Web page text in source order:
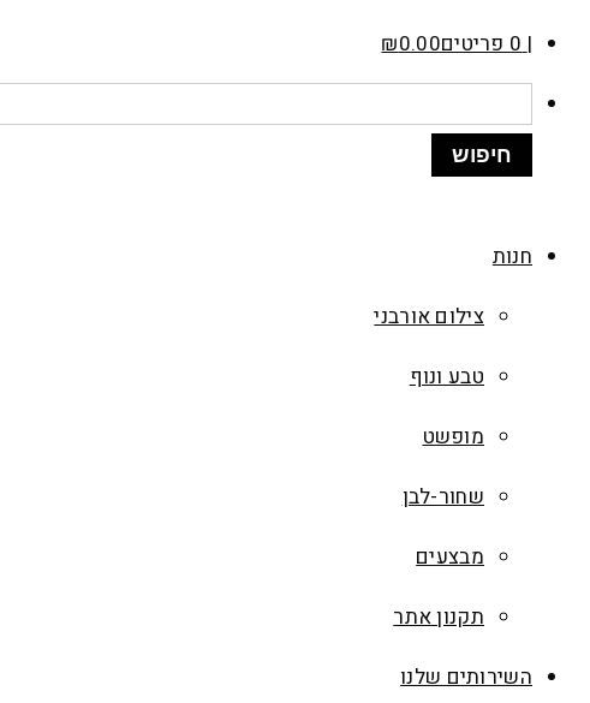
0 פריטים
₪0.00
חנות
צילום אורבני
טבע ונוף
מופשט
שחור-לבן
מבצעים
תקנון אתר
השירותים שלנו